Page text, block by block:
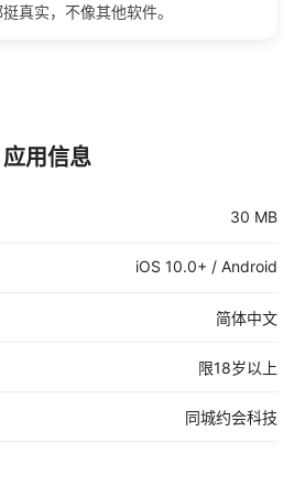
真实，不像其他软件。
应用信息
30 MB
iOS 10.0+ / Android
简体中文
限18岁以上
同城约会科技